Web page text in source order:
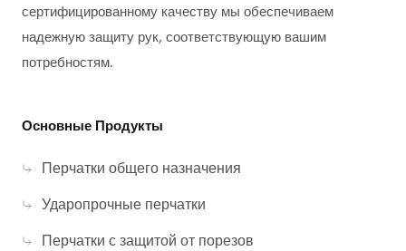
сертифицированному качеству мы обеспечиваем
надежную защиту рук, соответствующую вашим
потребностям.
Основные Продукты
Перчатки общего назначения
Ударопрочные перчатки
Перчатки с защитой от порезов